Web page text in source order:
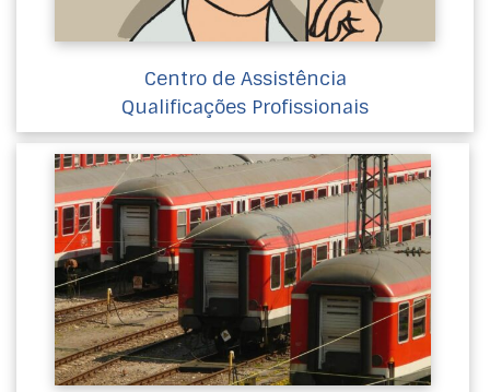
Centro de Assistência
Qualificações Profissionais